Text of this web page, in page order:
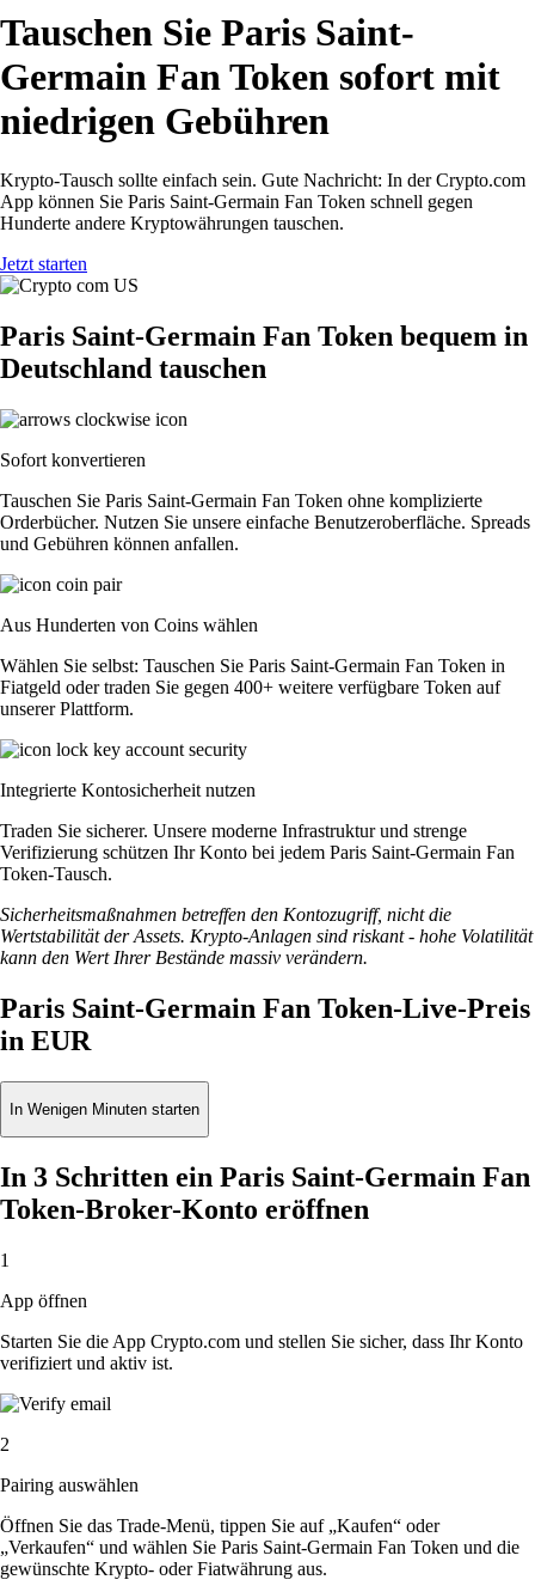
Tauschen Sie Paris Saint-
Germain Fan Token sofort mit
niedrigen Gebühren
Krypto-Tausch sollte einfach sein. Gute Nachricht: In der Crypto.com
App können Sie Paris Saint-Germain Fan Token schnell gegen
Hunderte andere Kryptowährungen tauschen.
Jetzt starten
Paris Saint-Germain Fan Token bequem in
Deutschland tauschen
Sofort konvertieren
Tauschen Sie Paris Saint-Germain Fan Token ohne komplizierte
Orderbücher. Nutzen Sie unsere einfache Benutzeroberfläche. Spreads
und Gebühren können anfallen.
Aus Hunderten von Coins wählen
Wählen Sie selbst: Tauschen Sie Paris Saint-Germain Fan Token in
Fiatgeld oder traden Sie gegen 400+ weitere verfügbare Token auf
unserer Plattform.
Integrierte Kontosicherheit nutzen
Traden Sie sicherer. Unsere moderne Infrastruktur und strenge
Verifizierung schützen Ihr Konto bei jedem Paris Saint-Germain Fan
Token-Tausch.
Sicherheitsmaßnahmen betreffen den Kontozugriff, nicht die
Wertstabilität der Assets. Krypto-Anlagen sind riskant - hohe Volatilität
kann den Wert Ihrer Bestände massiv verändern.
Paris Saint-Germain Fan Token-Live-Preis
in EUR
In Wenigen Minuten starten
In 3 Schritten ein Paris Saint-Germain Fan
Token-Broker-Konto eröffnen
1
App öffnen
Starten Sie die App Crypto.com und stellen Sie sicher, dass Ihr Konto
verifiziert und aktiv ist.
2
Pairing auswählen
Öffnen Sie das Trade-Menü, tippen Sie auf „Kaufen“ oder
„Verkaufen“ und wählen Sie Paris Saint-Germain Fan Token und die
gewünschte Krypto- oder Fiatwährung aus.